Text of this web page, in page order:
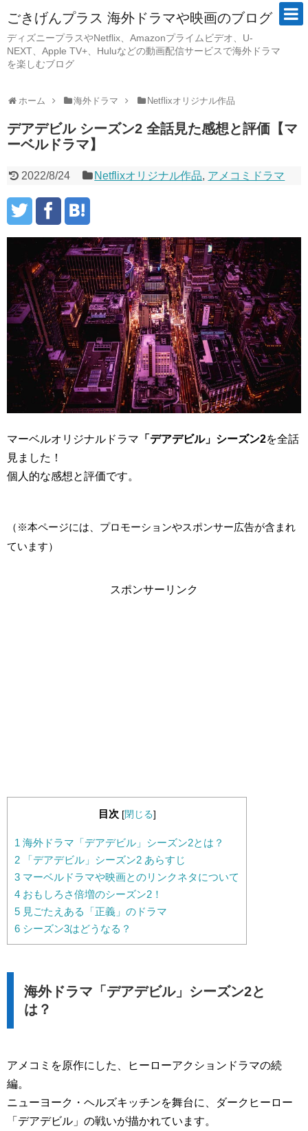
ごきげんプラス 海外ドラマや映画のブログ
ディズニープラスやNetflix、Amazonプライムビデオ、U-
NEXT、Apple TV+、Huluなどの動画配信サービスで海外ドラマ
を楽しむブログ
ホーム 海外ドラマ Netflixオリジナル作品
デアデビル シーズン2 全話見た感想と評価【マ
ーベルドラマ】
2022/8/24 Netflixオリジナル作品, アメコミドラマ
マーベルオリジナルドラマ 「デアデビル」シーズン2を全話
見ました！
個人的な感想と評価です。
（※本ページには、プロモーションやスポンサー広告が含まれ
ています）
スポンサーリンク
目次 [閉じる]
1 海外ドラマ「デアデビル」シーズン2とは？
2 「デアデビル」シーズン2 あらすじ
3 マーベルドラマや映画とのリンクネタについて
4 おもしろさ倍増のシーズン2！
5 見ごたえある「正義」のドラマ
6 シーズン3はどうなる？
海外ドラマ「デアデビル」シーズン2と
は？
アメコミを原作にした、ヒーローアクションドラマの続
編。
ニューヨーク・ヘルズキッチンを舞台に、ダークヒーロー
「デアデビル」の戦いが描かれています。